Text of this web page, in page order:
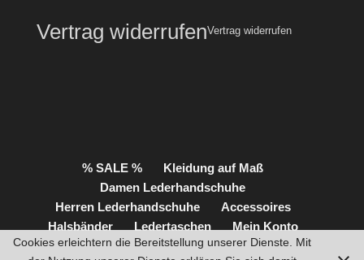
Vertrag widerrufenVertrag widerrufen
% SALE %
Kleidung auf Maß
Damen Lederhandschuhe
Herren Lederhandschuhe
Accessoires
Halsbänder
Ledertaschen Mein Konto
Cookies erleichtern die Bereitstellung unserer Dienste. Mit